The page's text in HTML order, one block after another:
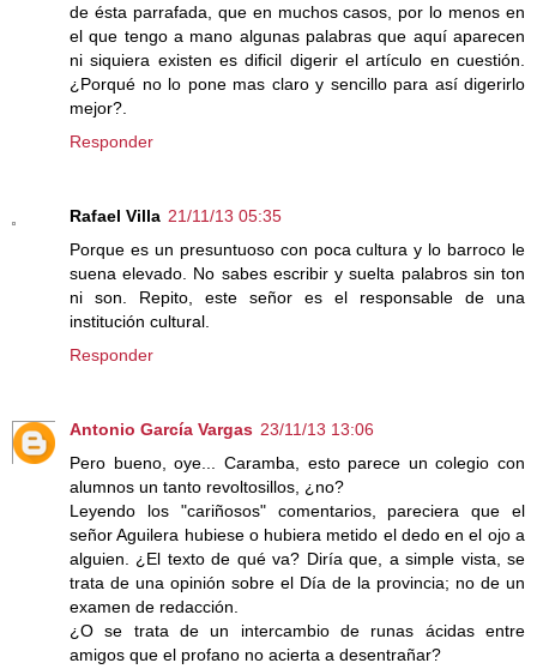
de ésta parrafada, que en muchos casos, por lo menos en
el que tengo a mano algunas palabras que aquí aparecen
ni siquiera existen es dificil digerir el artículo en cuestión.
¿Porqué no lo pone mas claro y sencillo para así digerirlo
mejor?.
Responder
Rafael Villa 21/11/13 05:35
Porque es un presuntuoso con poca cultura y lo barroco le
suena elevado. No sabes escribir y suelta palabros sin ton
ni son. Repito, este señor es el responsable de una
institución cultural.
Responder
Antonio García Vargas 23/11/13 13:06
Pero bueno, oye... Caramba, esto parece un colegio con
alumnos un tanto revoltosillos, ¿no?
Leyendo los "cariñosos" comentarios, pareciera que el
señor Aguilera hubiese o hubiera metido el dedo en el ojo a
alguien. ¿El texto de qué va? Diría que, a simple vista, se
trata de una opinión sobre el Día de la provincia; no de un
examen de redacción.
¿O se trata de un intercambio de runas ácidas entre
amigos que el profano no acierta a desentrañar?